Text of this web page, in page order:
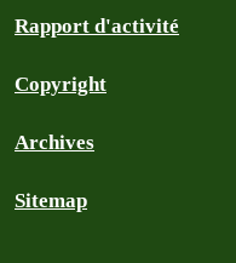
Rapport d'activité
Copyright
Archives
Sitemap